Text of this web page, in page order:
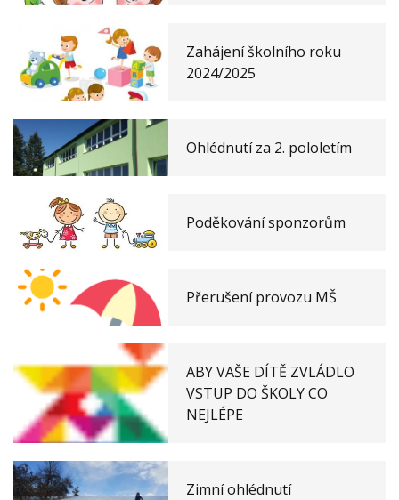
Zahájení školního roku
2024/2025
Ohlédnutí za 2. pololetím
Poděkování sponzorům
Přerušení provozu MŠ
ABY VAŠE DÍTĚ ZVLÁDLO
VSTUP DO ŠKOLY CO
NEJLÉPE
Zimní ohlédnutí